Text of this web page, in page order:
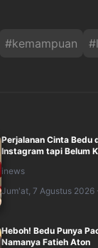
#kemampuan #
Perjalanan Cinta Bedu
Instagram tapi Belum
inews
Jum'at, 7 Agustus 2026
Heboh! Bedu Punya
Namanya Fatieh Aton